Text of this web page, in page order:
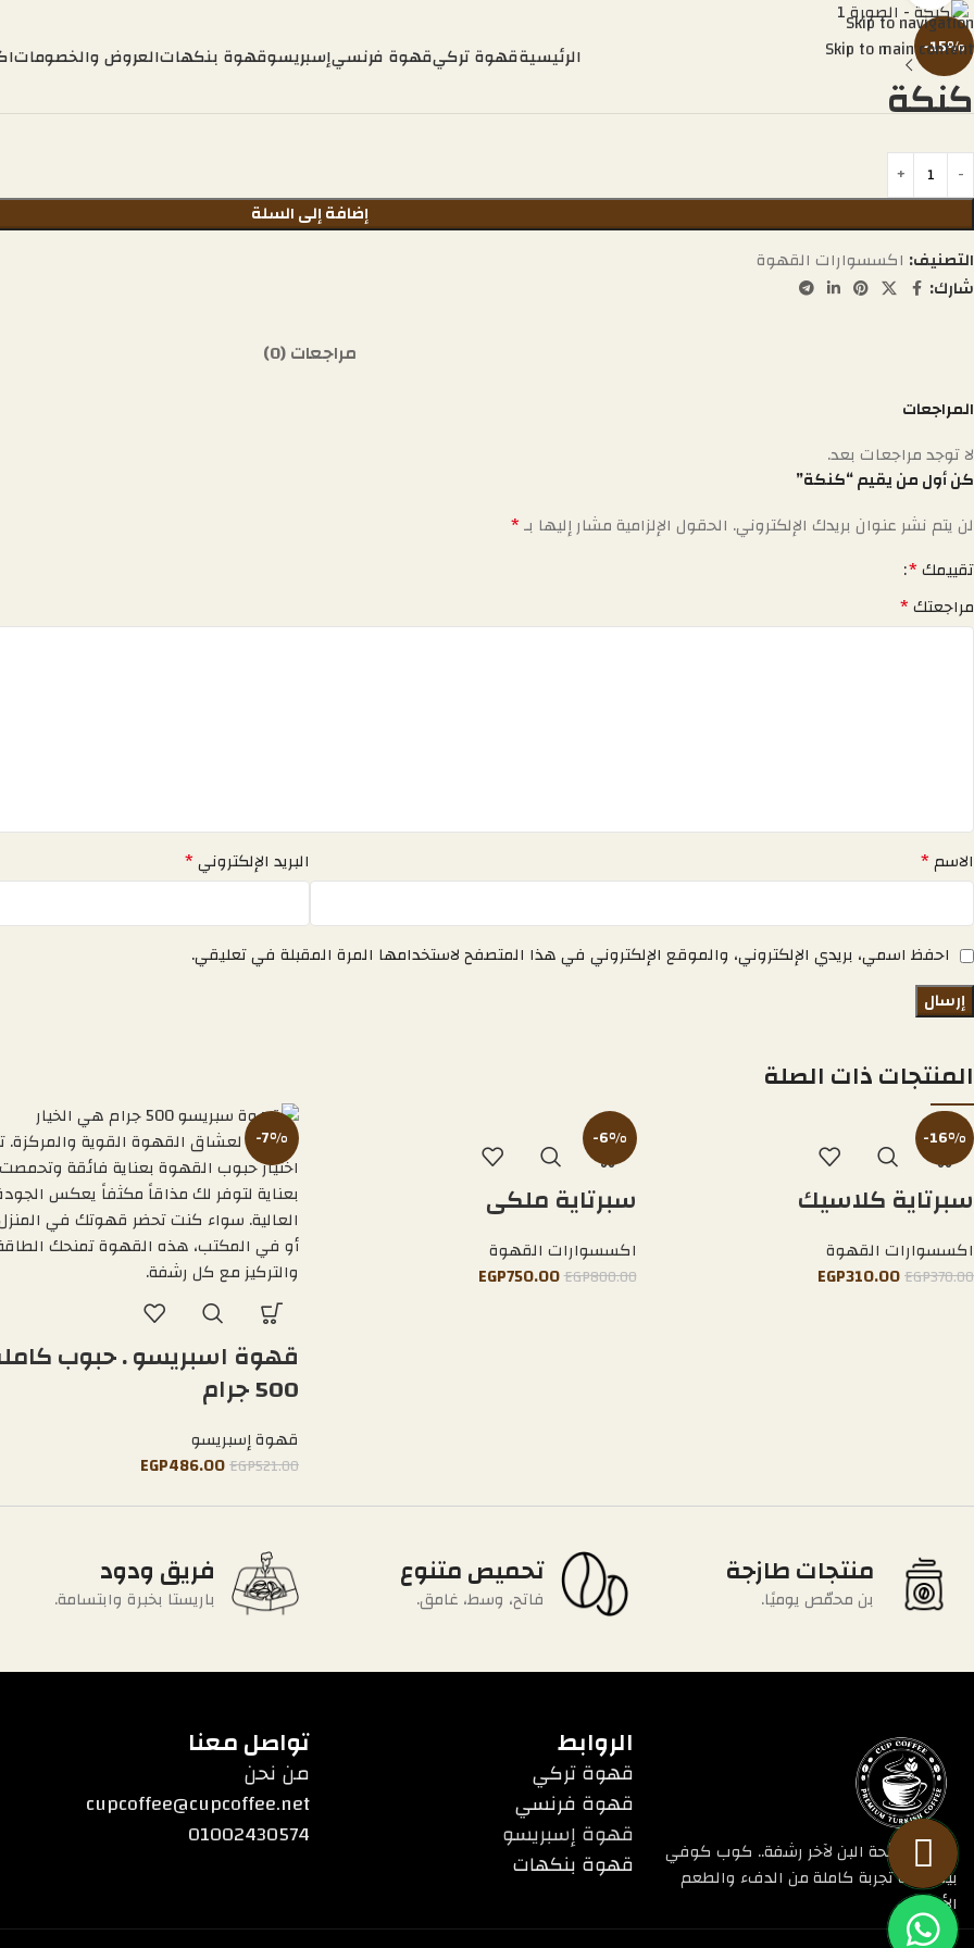
Skip to navigation
Skip to main content
الرئيسيةقهوة تركيقهوة فرنسيإسبريسوقهوة بنكهاتالعروض والخصومات -15%
كنكة
إضافة إلى السلة
التصنيف: اكسسوارات القهوة
شارك:
مراجعات (0)
المراجعات
لا توجد مراجعات بعد.
كن أول من يقيم “كنكة”
لن يتم نشر عنوان بريدك الإلكتروني. الحقول الإلزامية مشار إليها بـ*
تقييمك*
مراجعتك*
الاسم* البريد الإلكتروني*
احفظ اسمي، بريدي الإلكتروني، والموقع الإلكتروني في هذا المتصفح لاستخدامها المرة المقبلة في تعليقي.
المنتجات ذات الصلة
-16%
سبرتاية كلاسيك
اكسسوارات القهوة
EGP370.00
EGP310.00
-6%
سبرتاية ملكى
اكسسوارات القهوة
EGP800.00
EGP750.00
-7%
قهوة اسبريسو . حبوب
500 جرام
قهوة إسبريسو
EGP521.00
EGP486.00
منتجات طازجة
بن محمّص يوميًا.
تحميص متنوع
فاتح، وسط، غامق.
فريق ودود
باريستا بخبرة وابتسامة.
من أول رائحة البن لآخر رشفة.. كوب كوفي
بيقدملك تجربة كاملة من الدفء والطعم
الأصيل.
الروابط
قهوة تركي
قهوة فرنسي
قهوة إسبريسو
قهوة بنكهات
تواصل معنا
من نحن
cupcoffee@cupcoffee.net
01002430574